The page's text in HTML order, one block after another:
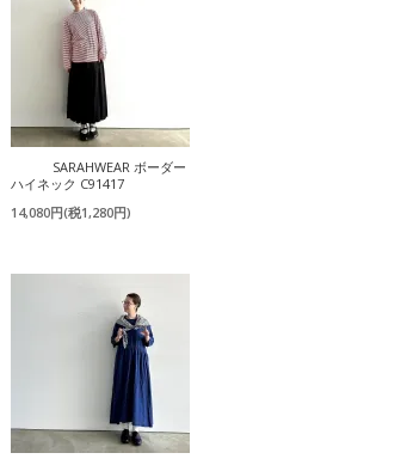
SARAHWEAR ボーダー
ハイネック C91417
14,080円(税1,280円)